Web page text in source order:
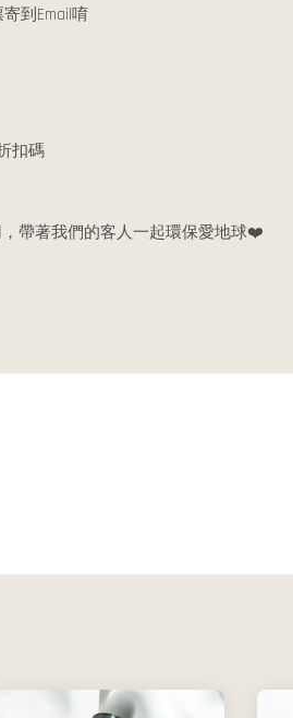
到Email唷
扣碼
帶著我們的客人一起環保愛地球❤️